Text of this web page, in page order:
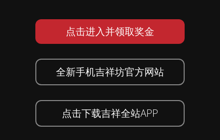
点击进入并领取奖金
全新手机吉祥坊官方网站
点击下载吉祥全站APP